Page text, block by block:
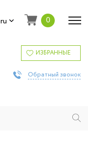
ru 0
ИЗБРАННЫЕ
Обратный звонок